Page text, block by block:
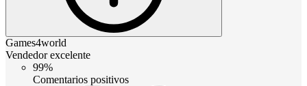
Games4world
Vendedor excelente
99%
Comentarios positivos